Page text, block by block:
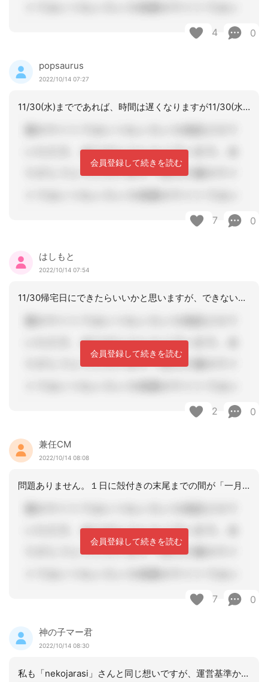
4 0
popsaurus
2022/10/14 07:27
11/30(水)までであれば、時間は遅くなりますが11/30(水)ｼｮｰﾄより帰
会員登録して続きを読む
7 0
はしもと
2022/10/14 07:54
11/30帰宅日にできたらいいかと思いますが、できないのであれば11/4に行くし
会員登録して続きを読む
2 0
兼任CM
2022/10/14 08:08
問題ありません。１日に殻付きの末尾までの間が「一月」で、前回訪問時から３０日間あ
会員登録して続きを読む
7 0
神の子マー君
2022/10/14 08:30
私も「nekojarasi」さんと同じ想いですが、運営基準から仕方ないのかなと思